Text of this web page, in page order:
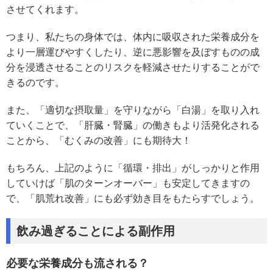
させてくれます。
つまり、私たちの身体では、体内に吸収された栄養成分を
より一層運びやすくしたり、逆に悪影響を及ぼすものの成
分を浸透させることのリスクを軽減させたりすることがで
きるのです。
また、「適切な摂取量」を守りながら「白湯」を取り入れ
ていくことで、「肝臓・腎臓」の働きもより活発化される
ことから、「むくみの改善」にも期待大！
もちろん、上記のように「循環・排出」がしっかりと作用
していけば「肌のターンオーバー」も安定してきますの
で、「肌荒れ改善」にも必ず効き目をもたらすでしょう。
飲み過ぎることによる副作用
必要な栄養成分も流される？